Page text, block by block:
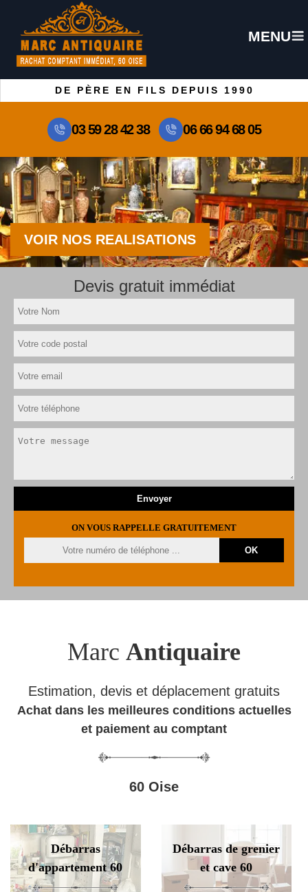
MENU
DE PÈRE EN FILS DEPUIS 1990
03 59 28 42 38 06 66 94 68 05
VOIR NOS REALISATIONS
Devis gratuit immédiat
ON VOUS RAPPELLE GRATUITEMENT
Marc Antiquaire
Estimation, devis et déplacement gratuits
Achat dans les meilleures conditions actuelles
et paiement au comptant
60 Oise
Débarras
d'appartement 60
Débarras de grenier
et cave 60